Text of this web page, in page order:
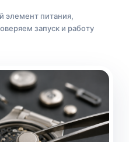
элемент питания,
запуск и работу